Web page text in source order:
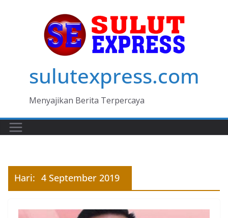
sulutexpress.com
Menyajikan Berita Terpercaya
Hari: 4 September 2019